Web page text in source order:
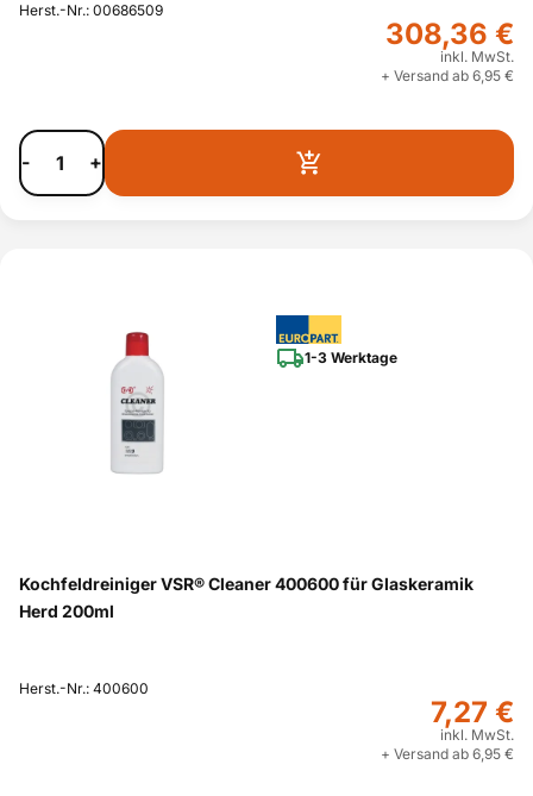
Herst.-Nr.: 00686509
308,36 €
inkl. MwSt.
+ Versand ab 6,95 €
- +
1-3 Werktage
Kochfeldreiniger VSR® Cleaner 400600 für Glaskeramik
Herd 200ml
Herst.-Nr.: 400600
7,27 €
inkl. MwSt.
+ Versand ab 6,95 €